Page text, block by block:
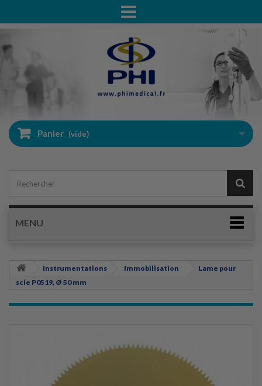
Panier (vide)
MENU
Instrumentations Immobilisation
Lame pour
scie P0519, Ø 50 mm